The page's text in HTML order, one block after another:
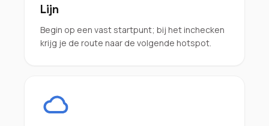
Lijn
Begin op een vast startpunt; bij het inchecken
krijg je de route naar de volgende hotspot.